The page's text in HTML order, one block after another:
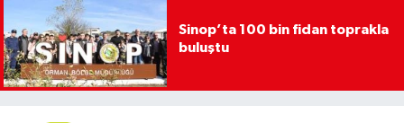
Sinop’ta 100 bin fidan toprakla
buluştu